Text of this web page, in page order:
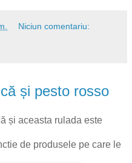
Niciun comentariu:
și pesto rosso
și aceasta rulada este
de produsele pe care le